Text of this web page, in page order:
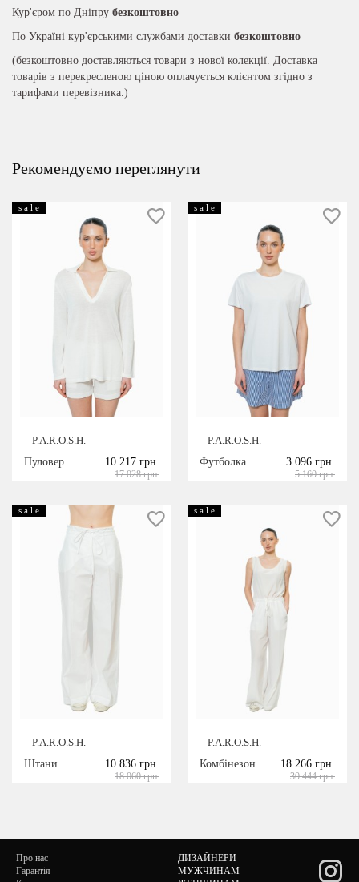
Кур'єром по Дніпру безкоштовно
По Україні кур'єрськими службами доставки безкоштовно
(безкоштовно доставляються товари з нової колекції. Доставка
товарів з перекресленою ціною оплачується клієнтом згідно з
тарифами перевізника.)
Рекомендуємо переглянути
s a l e
P.A.R.O.S.H.
Пуловер
10 217 грн.
17 028 грн.
s a l e
P.A.R.O.S.H.
Футболка
3 096 грн.
5 160 грн.
s a l e
P.A.R.O.S.H.
Штани
10 836 грн.
18 060 грн.
s a l e
P.A.R.O.S.H.
Комбінезон
18 266 грн.
30 444 грн.
Про нас
Гарантія
ДИЗАЙНЕРИ
МУЖЧИНАМ